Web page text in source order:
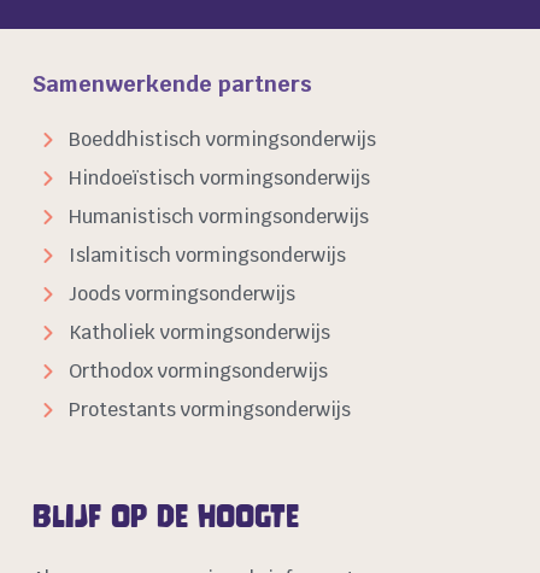
Samenwerkende partners
Boeddhistisch vormingsonderwijs
Hindoeïstisch vormingsonderwijs
Humanistisch vormingsonderwijs
Islamitisch vormingsonderwijs
Joods vormingsonderwijs
Katholiek vormingsonderwijs
Orthodox vormingsonderwijs
Protestants vormingsonderwijs
Blijf op de hoogte